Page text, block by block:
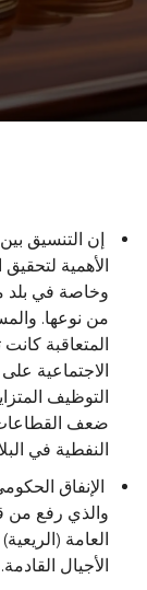
إن التنسيق
الأهمية
وخاصة في بلد
من نوعها.
المتعاقبة
الاجتماعية
التوظيف
ضعف القطاعات
النفطية في
الإنفاق
والذي رفع من
العامة
الأجيال القادمة.